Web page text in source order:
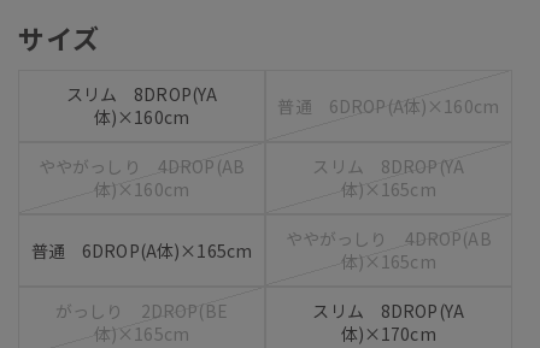
サイズ
スリム 8DROP(YA
体)×160cm
普通 6DROP(A体)×160cm
ややがっしり 4DROP(AB
体)×160cm
スリム 8DROP(YA
体)×165cm
普通 6DROP(A体)×165cm
ややがっしり 4DROP(AB
体)×165cm
がっしり 2DROP(BE
体)×165cm
スリム 8DROP(YA
体)×170cm